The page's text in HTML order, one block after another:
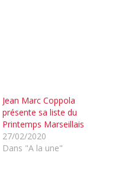
Jean Marc Coppola
présente sa liste du
Printemps Marseillais
27/02/2020
Dans "A la une"